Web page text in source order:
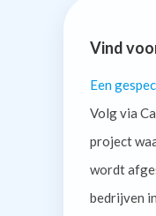
Vind
Een
Volg via
project
wordt
bedrijven